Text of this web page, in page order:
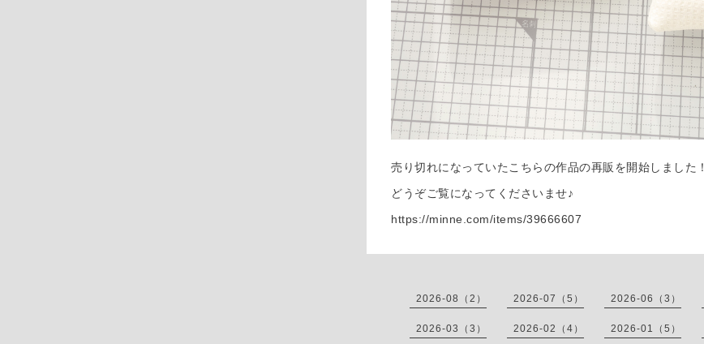
売り切れになっていたこちらの作品の再販を開始しました！
どうぞご覧になってくださいませ♪
https://minne.com/items/39666607
2026-08（2） 2026-07（5） 2026-06（3）
2026-03（3） 2026-02（4） 2026-01（5）